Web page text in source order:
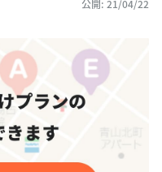
公開: 21/04/22